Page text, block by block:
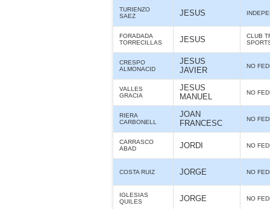
TURIENZO
SAEZ
JESUS
FORADADA
TORRECILLAS
JESUS
CLUB
CRESPO
ALMONACID
JESUS
JAVIER
NO
VALLES
GRACIA
JESUS
MANUEL
NO
RIERA
CARBONELL
JOAN
FRANCESC
NO
CARRASCO
ABAD
JORDI NO
COSTA RUIZ JORGE NO
IGLESIAS
QUILES
JORGE NO